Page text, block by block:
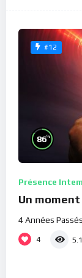
#12
86%
Présence
Un
4 Années Passés
4